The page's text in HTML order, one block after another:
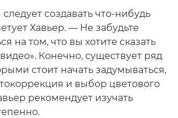
создавать что-нибудь
Хавьер. — Не забудьте
на том, что вы хотите сказать
Конечно, существует ряд
стоит начать задумываться,
и выбор цветового
рекомендует изучать